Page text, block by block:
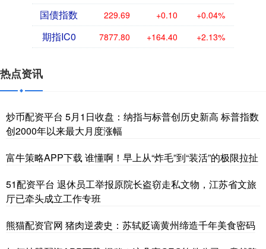
国债指数 229.69 +0.10 +0.04%
期指IC0 7877.80 +164.40 +2.13%
热点资讯
炒币配资平台 5月1日收盘：纳指与标普创历史新高 标普指数
创2000年以来最大月度涨幅
富牛策略APP下载 谁懂啊！早上从“炸毛”到“装活”的极限拉扯
51配资平台 退休员工举报原院长盗窃走私文物，江苏省文旅
厅已牵头成立工作专班
熊猫配资官网 猪肉逆袭史：苏轼贬谪黄州缔造千年美食密码